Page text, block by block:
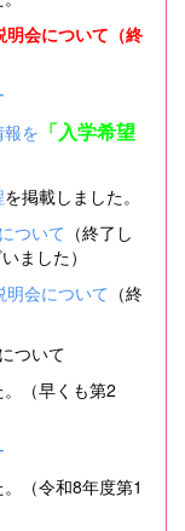
明会について （終
を 「入学希望
を掲載しました。
ついて （終了し
ました）
会について （終
について
（早くも第2
（令和8年度第1